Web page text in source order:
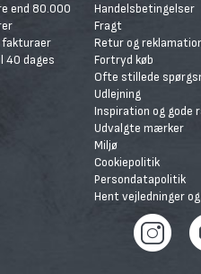
end 80.000
fakturaer
40 dages
Handelsbetingelser
Fragt
Retur og
Fortryd køb
Ofte stillede
Udlejning
Inspiration og gode
Udvalgte mærker
Miljø
Cookiepolitik
Persondatapolitik
Hent vejledninger